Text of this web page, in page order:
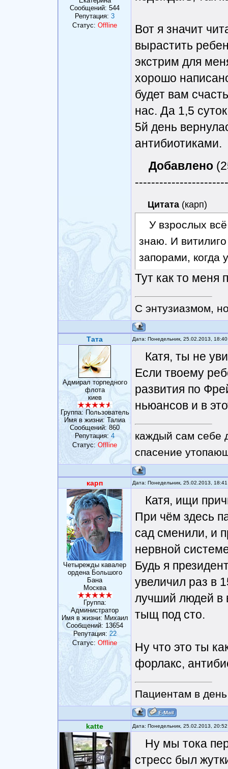
Сообщений: 544
Репутация: 3
Статус: Offline
Вот я значит
вырастить
экстрим для
хорошо
будет вам
нас. Да 1,5
5й день
антибиотиками.
Добавлено
Цитата (карп)
У взрослых
знаю. И
запорами, когда
Тут как то меня
С энтузиазмом,
Тата Дата: Понедельник, 25.02.2013,
Адмирал торпедного
флота
киев
Группа: Пользователь
Имя в жизни: Талиа
Сообщений: 860
Репутация: 4
Статус: Offline
Катя, ты не
Если твоему
развития по
ньюансов и в
каждый сам себе
спасение
карп Дата: Понедельник, 25.02.2013,
Четырежды кавалер
ордена Большого
Бана
Москва
Группа:
Администратор
Имя в жизни: Михаил
Сообщений: 13654
Репутация: 22
Статус: Offline
Катя, ищи
При чём здесь
сад сменили, и
нервной
Будь я
увеличил раз в
лучший людей в
тыщ под сто.
Ну что это ты
форлакс,
Пациентам в
katte Дата: Понедельник, 25.02.2013,
Ну мы тока
стресс был